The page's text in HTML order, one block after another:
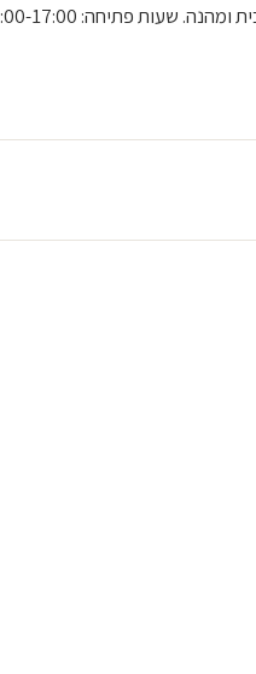
פתיחה: 09:00-17:00.